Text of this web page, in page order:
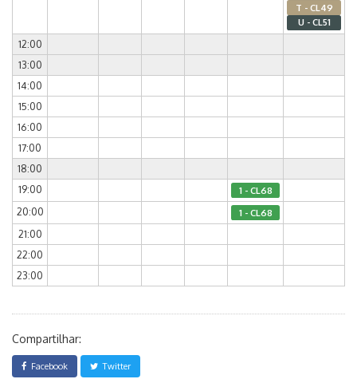
T - CL49
U - CL51
12:00
13:00
14:00
15:00
16:00
17:00
18:00
19:00
1 - CL68
20:00 1 - CL68
21:00
22:00
23:00
Compartilhar:
Facebook Twitter